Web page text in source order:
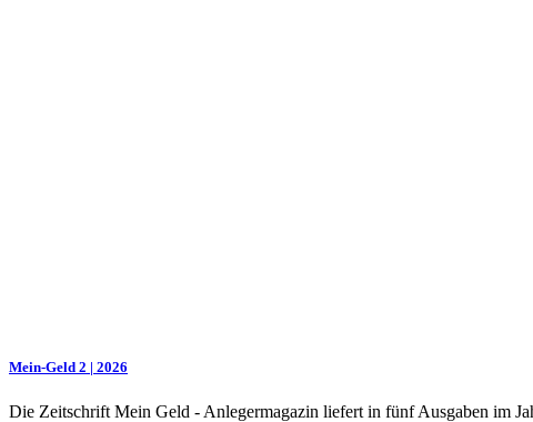
Mein-Geld 2 | 2026
Die Zeitschrift Mein Geld - Anlegermagazin liefert in fünf Ausgaben im